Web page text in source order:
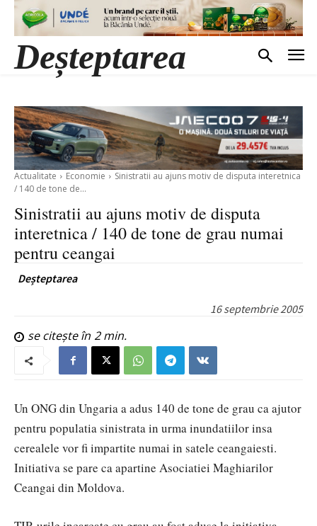
Deșteptarea
Actualitate Economie
Sinistratii au ajuns motiv de disputa interetnica
/ 140 de tone de...
Sinistratii au ajuns motiv de disputa
interetnica / 140 de tone de grau numai
pentru ceangai
Deșteptarea
16 septembrie 2005
se citește în 2min.
Un ONG din Ungaria a adus 140 de tone de grau ca ajutor
pentru populatia sinistrata in urma inundatiilor insa
cerealele vor fi impartite numai in satele ceangaiesti.
Initiativa se pare ca apartine Asociatiei Maghiarilor
Ceangai din Moldova.